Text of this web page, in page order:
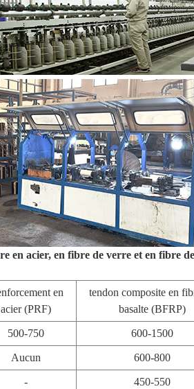
en acier, en fibre de verre et en fibre de
en
acier (PRF)
tendon composite en
basalte (BFRP)
500-750 600-1500
Aucun 600-800
- 450-550